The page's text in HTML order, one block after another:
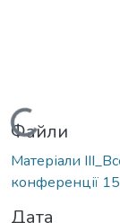
Вантажиться...
Файли
Матеріали
конференції
Дата